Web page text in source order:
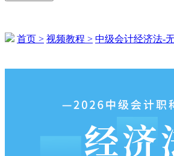
首页 > 视频教程 > 中级会计经济法-
173****5000 刚刚购买了该课程
159****5368 刚刚购买了该课程
171****3151 刚刚购买了该课程